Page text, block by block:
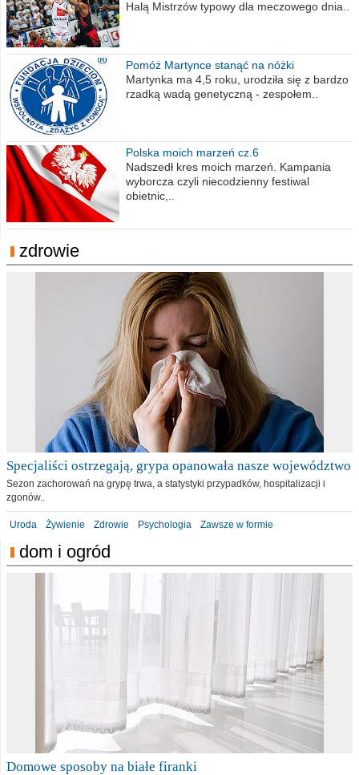
Halą Mistrzów typowy dla meczowego dnia..
Pomóż Martynce stanąć na nóżki
Martynka ma 4,5 roku, urodziła się z bardzo
rzadką wadą genetyczną - zespołem..
Polska moich marzeń cz.6
Nadszedł kres moich marzeń. Kampania
wyborcza czyli niecodzienny festiwal
obietnic,..
zdrowie
Specjaliści ostrzegają, grypa opanowała nasze województwo
Sezon zachorowań na grypę trwa, a statystyki przypadków, hospitalizacji i
zgonów..
Uroda Żywienie Zdrowie Psychologia Zawsze w formie
dom i ogród
Domowe sposoby na białe firanki